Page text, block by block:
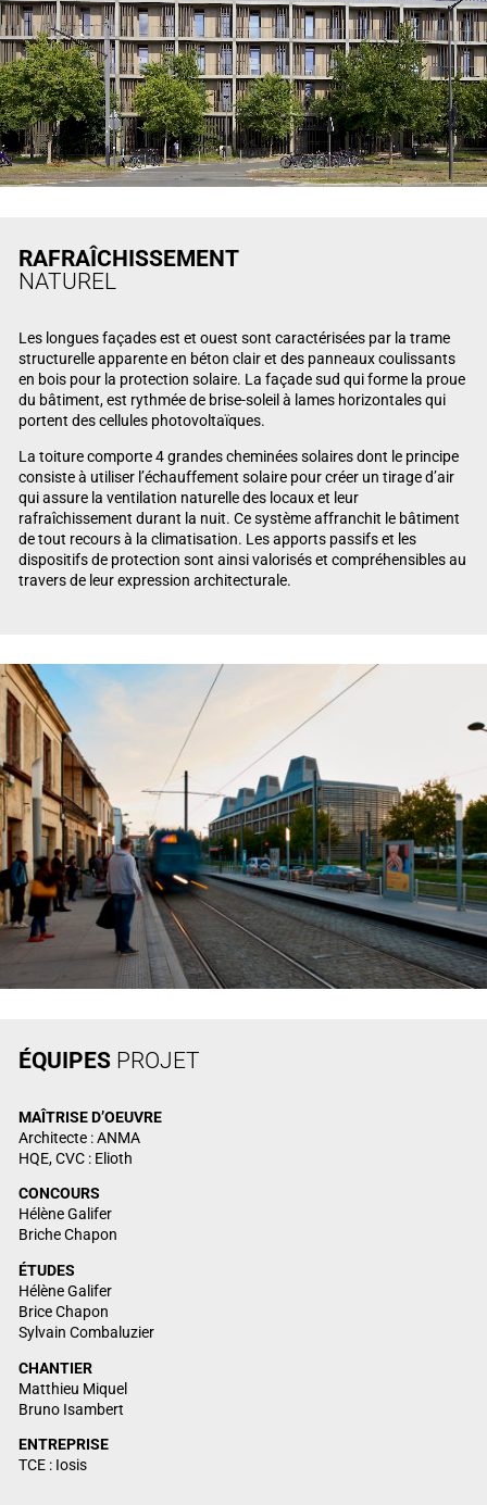
RAFRAÎCHISSEMENT
NATUREL
Les longues façades est et ouest sont caractérisées par la trame
structurelle apparente en béton clair et des panneaux coulissants
en bois pour la protection solaire. La façade sud qui forme la proue
du bâtiment, est rythmée de brise-soleil à lames horizontales qui
portent des cellules photovoltaïques.
La toiture comporte 4 grandes cheminées solaires dont le principe
consiste à utiliser l’échauffement solaire pour créer un tirage d’air
qui assure la ventilation naturelle des locaux et leur
rafraîchissement durant la nuit. Ce système affranchit le bâtiment
de tout recours à la climatisation. Les apports passifs et les
dispositifs de protection sont ainsi valorisés et compréhensibles au
travers de leur expression architecturale.
ÉQUIPESPROJET
MAÎTRISED’OEUVRE
Architecte : ANMA
HQE, CVC : Elioth
CONCOURS
Hélène Galifer
Briche Chapon
ÉTUDES
Hélène Galifer
Brice Chapon
Sylvain Combaluzier
CHANTIER
Matthieu Miquel
Bruno Isambert
ENTREPRISE
TCE : Iosis